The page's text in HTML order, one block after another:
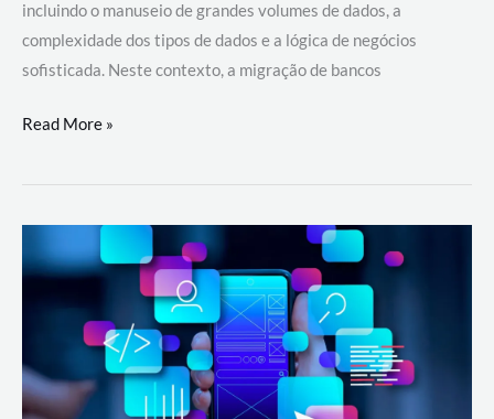
incluindo o manuseio de grandes volumes de dados, a
complexidade dos tipos de dados e a lógica de negócios
sofisticada. Neste contexto, a migração de bancos
Por
migrar
de
a
AWS?
Read More »